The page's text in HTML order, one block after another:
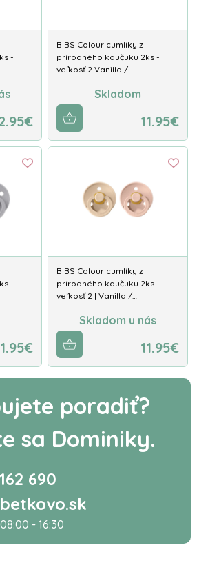
-
BIBS Colour cumlíky z
prírodného kaučuku 2ks -
veľkosť 2 Vanilla /…
Skladom
11.95€
-
BIBS Colour cumlíky z
prírodného kaučuku 2ks -
veľkosť 2 | Vanilla /…
Skladom u nás
11.95€
poradiť?
sa Dominiky.
690
- 16:30